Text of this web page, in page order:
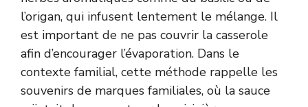
l’origan, qui infusent lentement le mélange. Il
est important de ne pas couvrir la casserole
afin d’encourager l’évaporation. Dans le
contexte familial, cette méthode rappelle les
souvenirs de marques familiales, où la sauce